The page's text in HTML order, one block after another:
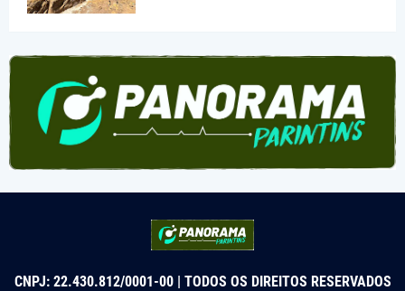
CNPJ: 22.430.812/0001-00 | TODOS OS DIREITOS RESERVADOS